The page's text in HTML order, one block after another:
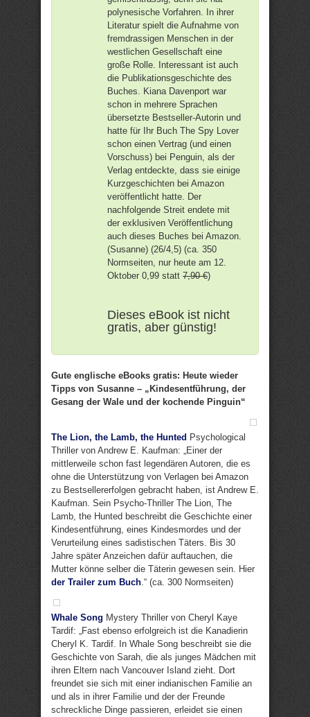
polynesische Vorfahren. In ihrer
Literatur spielt die Aufnahme von
fremdrassigen Menschen in der
westlichen Gesellschaft eine
große Rolle. Interessant ist auch
die Publikationsgeschichte des
Buches. Kiana Davenport war
schon in mehrere Sprachen
übersetzte Bestseller-Autorin und
hatte für Ihr Buch The Spy Lover
schon einen Vertrag (und einen
Vorschuss) bei Penguin, als der
Verlag entdeckte, dass sie einige
Kurzgeschichten bei Amazon
veröffentlicht hatte. Der
nachfolgende Streit endete mit
der exklusiven Veröffentlichung
auch dieses Buches bei Amazon.
(Susanne) (26/4,5) (ca. 350
Normseiten, nur heute am 12.
Oktober 0,99 statt 7,90 €)
Dieses eBook ist nicht
gratis, aber günstig!
Gute englische eBooks gratis: Heute wieder
Tipps von Susanne – „Kindesentführung, der
Gesang der Wale und der kochende Pinguin“
The Lion, the Lamb, the Hunted Psychological
Thriller von Andrew E. Kaufman: „Einer der
mittlerweile schon fast legendären Autoren, die es
ohne die Unterstützung von Verlagen bei Amazon
zu Bestsellererfolgen gebracht haben, ist Andrew E.
Kaufman. Sein Psycho-Thriller The Lion, The
Lamb, the Hunted beschreibt die Geschichte einer
Kindesentführung, eines Kindesmordes und der
Verurteilung eines sadistischen Täters. Bis 30
Jahre später Anzeichen dafür auftauchen, die
Mutter könne selber die Täterin gewesen sein. Hier
der Trailer zum Buch.“ (ca. 300 Normseiten)
Whale Song Mystery Thriller von Cheryl Kaye
Tardif: „Fast ebenso erfolgreich ist die Kanadierin
Cheryl K. Tardif. In Whale Song beschreibt sie die
Geschichte von Sarah, die als junges Mädchen mit
ihren Eltern nach Vancouver Island zieht. Dort
freundet sie sich mit einer indianischen Familie an
und als in ihrer Familie und der der Freunde
schreckliche Dinge passieren, erleidet sie einen